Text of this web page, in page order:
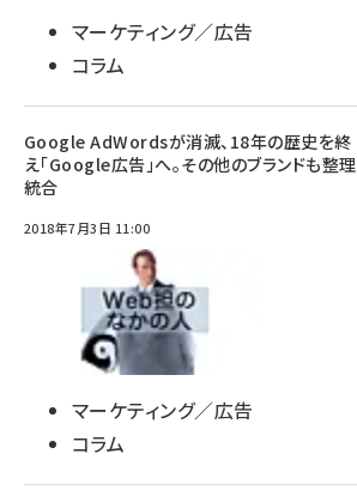
マーケティング／広告
コラム
Google AdWordsが消滅、18年の歴史を終
え「Google広告」へ。その他のブランドも整理
統合
2018年7月3日 11:00
マーケティング／広告
コラム